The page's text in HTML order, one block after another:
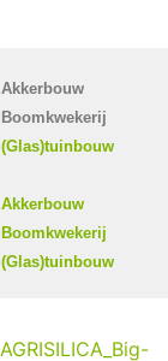
Akkerbouw
Boomkwekerij
(Glas)tuinbouw
Akkerbouw
Boomkwekerij
(Glas)tuinbouw